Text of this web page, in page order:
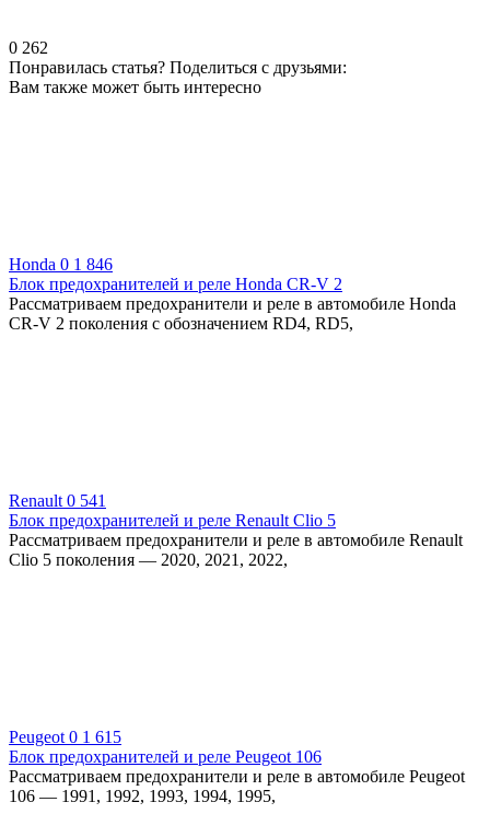
0 262
Понравилась статья? Поделиться с друзьями:
Вам также может быть интересно
Honda 0 1 846
Блок предохранителей и реле Honda CR-V 2
Рассматриваем предохранители и реле в автомобиле Honda
CR-V 2 поколения с обозначением RD4, RD5,
Renault 0 541
Блок предохранителей и реле Renault Clio 5
Рассматриваем предохранители и реле в автомобиле Renault
Clio 5 поколения — 2020, 2021, 2022,
Peugeot 0 1 615
Блок предохранителей и реле Peugeot 106
Рассматриваем предохранители и реле в автомобиле Peugeot
106 — 1991, 1992, 1993, 1994, 1995,